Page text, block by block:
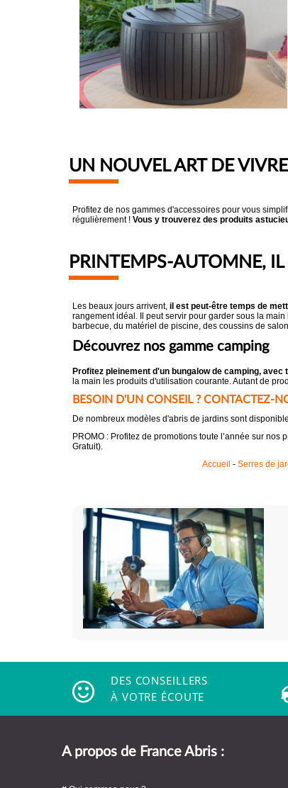
UN NOUVEL ART DE
Profitez de nos gammes d'accessoires pour vous
régulièrement ! Vous y trouverez des produits
PRINTEMPS-AUTOMNE,
Les beaux jours arrivent, il est peut-être temps de
rangement idéal. Il peut servir pour garder sous la
barbecue, du matériel de piscine, des coussins de
Découvrez nos gamme camping
Profitez pleinement d'un bungalow de camping,
la main les produits d'utilisation courante. Autant de
BESOIN D'UN CONSEIL ? CONTACTEZ-
De nombreux modèles d'abris de jardins sont
PROMO : Profitez de promotions toute l’année sur
Gratuit).
Accueil - Serres de
DES CONSEILLERS
À VOTRE ÉCOUTE
A propos de France Abris :